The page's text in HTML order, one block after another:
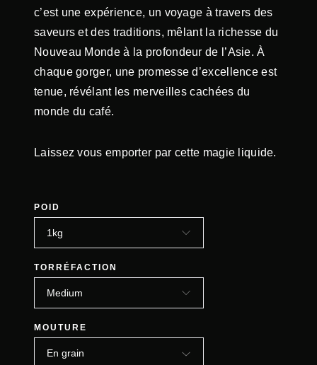
c’est une expérience, un voyage à travers des
saveurs et des traditions, mêlant la richesse du
Nouveau Monde à la profondeur de l’Asie. À
chaque gorger, une promesse d’excellence est
tenue, révélant les merveilles cachées du
monde du café.
Laissez vous emporter par cette magie liquide.
POID
TORRÉFACTION
MOUTURE